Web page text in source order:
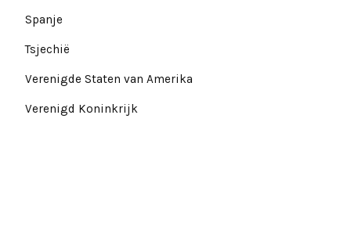
Spanje
Tsjechië
Verenigde Staten van Amerika
Verenigd Koninkrijk